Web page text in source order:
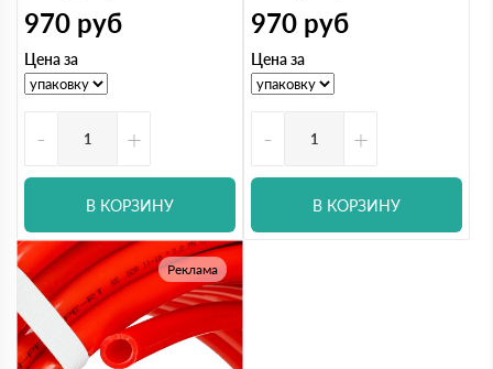
970 руб
Цена за
- +
В КОРЗИНУ
970 руб
Цена за
- +
В КОРЗИНУ
Реклама